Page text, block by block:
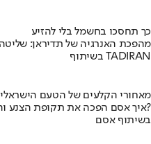
כך תחסכו בחשמל בלי להזיע
מהפכת האנרגיה של תדיראן:
בשיתוף TADIRAN
מאחורי הקלעים של הטעם הישראלי
איך אסם הפכה את תקופת הצנע והמחסור הקשה של שנות ה-40 למותג לאומי?
בשיתוף אסם